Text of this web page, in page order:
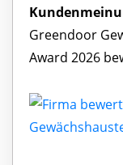
Greendoor
Award 2026